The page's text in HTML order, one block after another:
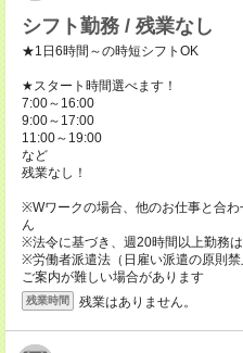
シフト勤務 / 残業なし
★1日6時間～の時短シフトOK
★スタート時間選べます！
7:00～16:00
9:00～17:00
11:00～19:00
など
残業なし！
※Wワークの場合、他のお仕事と合
ん
※法令に基づき、週20時間以上勤務
※労働者派遣法（日雇い派遣の原則
ご案内が難しい場合があります
残業時間 残業はありません。